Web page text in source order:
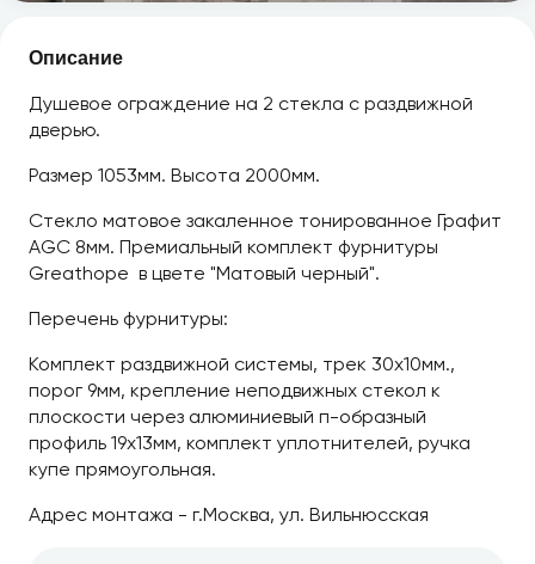
Описание
Душевое ограждение на 2 стекла с раздвижной
дверью.
Размер 1053мм. Высота 2000мм.
Стекло матовое закаленное тонированное Графит
AGC 8мм. Премиальный комплект фурнитуры
Greathope в цвете "Матовый черный".
Перечень фурнитуры:
Комплект раздвижной системы, трек 30х10мм.,
порог 9мм, крепление неподвижных стекол к
плоскости через алюминиевый п-образный
профиль 19х13мм, комплект уплотнителей, ручка
купе прямоугольная.
Адрес монтажа - г.Москва, ул. Вильнюсская